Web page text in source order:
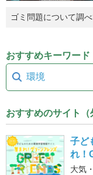
ゴミ問題について調べ
おすすめキーワード
環境
おすすめのサイト（
子ど
れ！
大気